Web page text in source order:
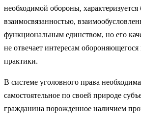
необходимой обороны,
взаимосвязанностью,
функциональным единством, но его
не отвечает интересам
практики.
В системе уголовного права
самостоятельное по своей природе
гражданина порожденное наличием